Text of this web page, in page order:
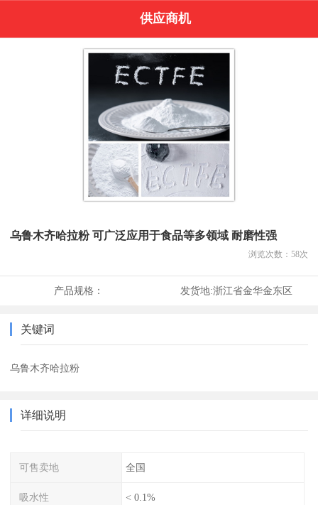
供应商机
乌鲁木齐哈拉粉 可广泛应用于食品等多领域 耐磨性强
浏览次数： 58次
产品规格： 发货地:浙江省金华金东区
关键词
乌鲁木齐哈拉粉
详细说明
可售卖地 全国
吸水性 < 0.1%